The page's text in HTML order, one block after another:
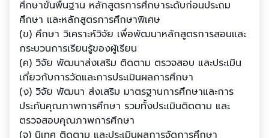
ศึกษาขั้นพื้นฐาน หลักสูตรการศึกษาระดับก่อนประถม
ศึกษา และหลักสูตรการศึกษาพิเศษ
(ข) ศึกษา วิเคราะห์วิจัย เพื่อพัฒนาหลักสูตรการสอนและ
กระบวนการเรียนรู้ของผู้เรียน
(ค) วิจัย พัฒนาส่งเสริม ติดตาม ตรวจสอบ และประเมิน
เกี่ยวกับการวัดและการประเมินผลการศึกษา
(ง) วิจัย พัฒนา ส่งเสริม มาตรฐานการศึกษาและการ
ประกันคุณภาพการศึกษา รวมทั้งประเมินติดตาม และ
ตรวจสอบคุณภาพการศึกษา
(จ) นิเทศ ติดตาม และประเมินผลการจัดการศึกษา